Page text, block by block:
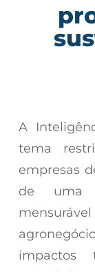
A
tema
empresas
de uma